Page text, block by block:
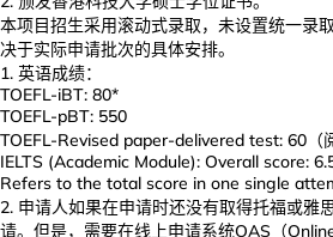
本项目招生采用滚动式录取，未设置统一录
决于实际申请批次的具体安排。
英语成绩：
TOEFL-iBT: 80*
TOEFL-pBT: 550
TOEFL-Revised paper-delivered test: 60（
IELTS (Academic Module): Overall score:
Refers to the total score in one single
申请人如果在申请时还没有取得托福或雅
请。但是，需要在线上申请系统OAS（